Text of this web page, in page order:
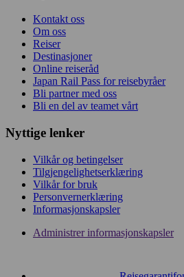
Kontakt oss
Om oss
Reiser
Destinasjoner
Online reiseråd
Japan Rail Pass for reisebyråer
Bli partner med oss
Bli en del av teamet vårt
Nyttige lenker
Vilkår og betingelser
Tilgjengelighetserklæring
Vilkår for bruk
Personvernerklæring
Informasjonskapsler
Administrer informasjonskapsler